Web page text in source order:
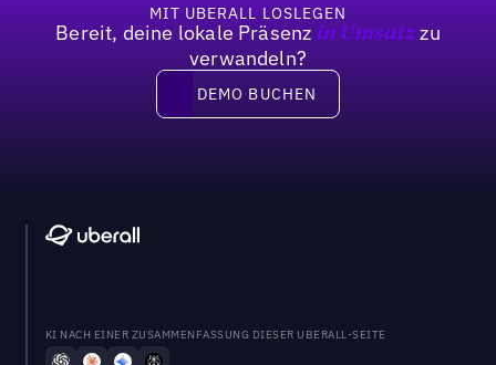
MIT UBERALL LOSLEGEN
Bereit, deine lokale Präsenz in Umsatzzu
verwandeln?
DEMO BUCHEN
DEMO BUCHEN
KI NACH EINER ZUSAMMENFASSUNG DIESER UBERALL-SEITE